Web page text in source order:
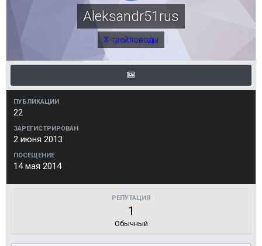
Aleksandr51rus
Х-трейловоды
ПУБЛИКАЦИИ
22
ЗАРЕГИСТРИРОВАН
2 июня 2013
ПОСЕЩЕНИЕ
14 мая 2014
РЕПУТАЦИЯ
1
Обычный